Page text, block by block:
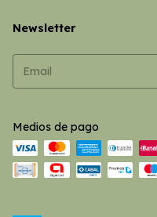
Newsletter
Medios de pago